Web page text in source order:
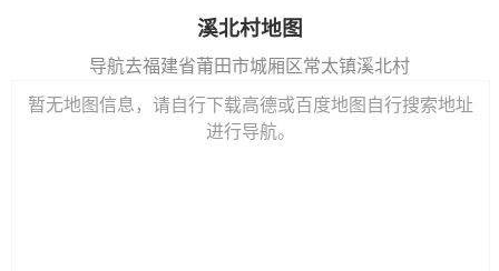
溪北村地图
导航去福建省莆田市城厢区常太镇溪北村
暂无地图信息，请自行下载高德或百度地图自行搜索地址
进行导航。